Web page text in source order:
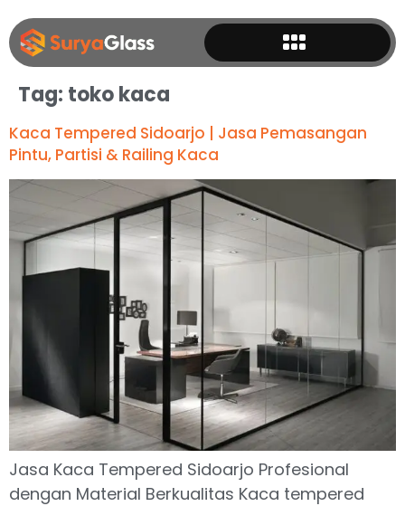
Tag: toko kaca
Kaca Tempered Sidoarjo | Jasa Pemasangan
Pintu, Partisi & Railing Kaca
Jasa Kaca Tempered Sidoarjo Profesional
dengan Material Berkualitas Kaca tempered